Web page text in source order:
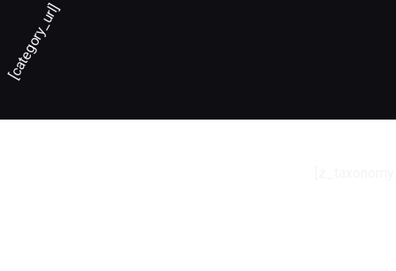
[category_url]